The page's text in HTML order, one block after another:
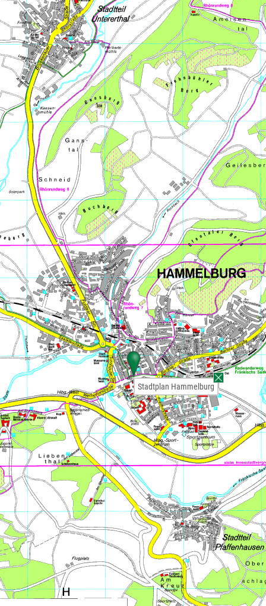
Stadtplan Hammelburg